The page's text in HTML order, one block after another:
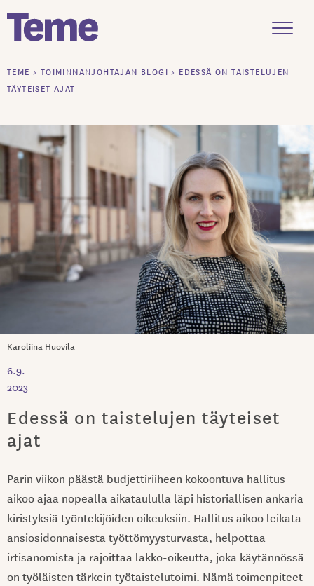
Siirry
sisältöön
TEME > TOIMINNANJOHTAJAN BLOGI > EDESSÄ ON TAISTELUJEN
TÄYTEISET AJAT
Karoliina Huovila
6.9.
2023
Edessä on taistelujen täyteiset
ajat
Parin viikon päästä budjettiriiheen kokoontuva hallitus
aikoo ajaa nopealla aikataululla läpi historiallisen ankaria
kiristyksiä työntekijöiden oikeuksiin. Hallitus aikoo leikata
ansiosidonnaisesta työttömyysturvasta, helpottaa
irtisanomista ja rajoittaa lakko-oikeutta, joka käytännössä
on työläisten tärkein työtaistelutoimi. Nämä toimenpiteet